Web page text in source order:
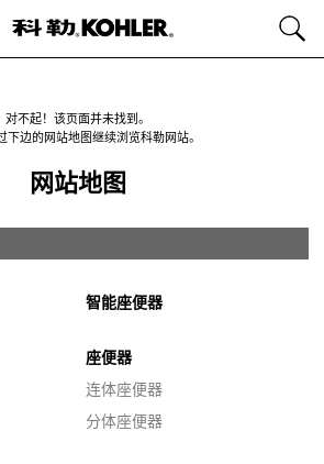
对不起！该页面并未找到。
下边的网站地图继续浏览科勒网站。
网站地图
智能座便器
座便器
连体座便器
分体座便器